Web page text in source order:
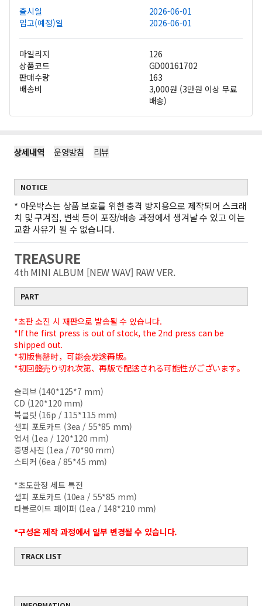
출시일
2026-06-01
입고(예정)일
2026-06-01
마일리지
126
상품코드
GD00161702
판매수량
163
배송비
3,000원 (3만원 이상 무료
배송)
상세내역 운영방침 리뷰
NOTICE
* 아웃박스는 상품 보호를 위한 충격 방지용으로 제작되어 스크래
치 및 구겨짐, 변색 등이 포장/배송 과정에서 생겨날 수 있고 이는
교환 사유가 될 수 없습니다.
TREASURE
4th MINI ALBUM [NEW WAV] RAW VER.
PART
*초판 소진 시 재판으로 발송될 수 있습니다.
*If the first press is out of stock, the 2nd press can be
shipped out.
*初版售罄时，可能会发送再版。
*初回盤売り切れ次第、再版で配送される可能性がございます。
슬리브 (140*125*7 mm)
CD (120*120 mm)
북클릿 (16p / 115*115 mm)
셀피 포토카드 (3ea / 55*85 mm)
엽서 (1ea / 120*120 mm)
증명사진 (1ea / 70*90 mm)
스티커 (6ea / 85*45 mm)
*초도한정 세트 특전
셀피 포토카드 (10ea / 55*85 mm)
타블로이드 페이퍼 (1ea / 148*210 mm)
*구성은 제작 과정에서 일부 변경될 수 있습니다.
TRACK LIST